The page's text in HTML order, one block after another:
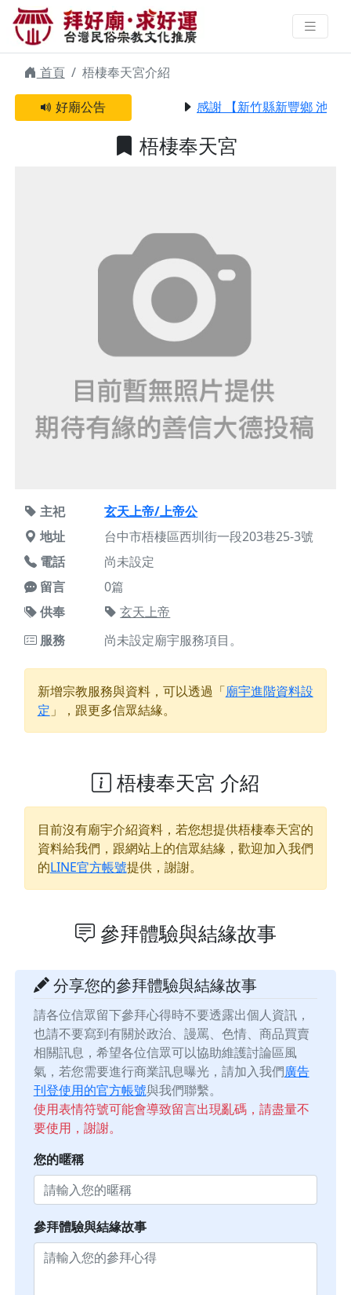
梧棲奉天宮 | 拜好廟求好運 找到與
您有緣的信仰
首頁
梧棲奉天宮介紹
好廟公告
感謝 【新竹縣新豐鄉 池和
梧棲奉天宮
主祀
玄天上帝/上帝公
地址
台中市梧棲區西圳街一段203巷25-3號
電話
尚未設定
留言
0篇
供奉
玄天上帝
服務
尚未設定廟宇服務項目。
新增宗教服務與資料，可以透過「廟宇進階資料設
定 」，跟更多信眾結緣。
梧棲奉天宮 介紹
目前沒有廟宇介紹資料，若您想提供梧棲奉天宮的
資料給我們，跟網站上的信眾結緣，歡迎加入我們
的LINE官方帳號提供，謝謝。
參拜體驗與結緣故事
分享您的參拜體驗與結緣故事
請各位信眾留下參拜心得時不要透露出個人資訊，
也請不要寫到有關於政治、謾罵、色情、商品買賣
相關訊息，希望各位信眾可以協助維護討論區風
氣，若您需要進行商業訊息曝光，請加入我們廣告
刊登使用的官方帳號與我們聯繫。
使用表情符號可能會導致留言出現亂碼，請盡量不
要使用，謝謝。
您的暱稱
參拜體驗與結緣故事